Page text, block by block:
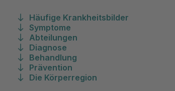
Häufige Krankheitsbilder
Symptome
Abteilungen
Diagnose
Behandlung
Prävention
Die Körperregion